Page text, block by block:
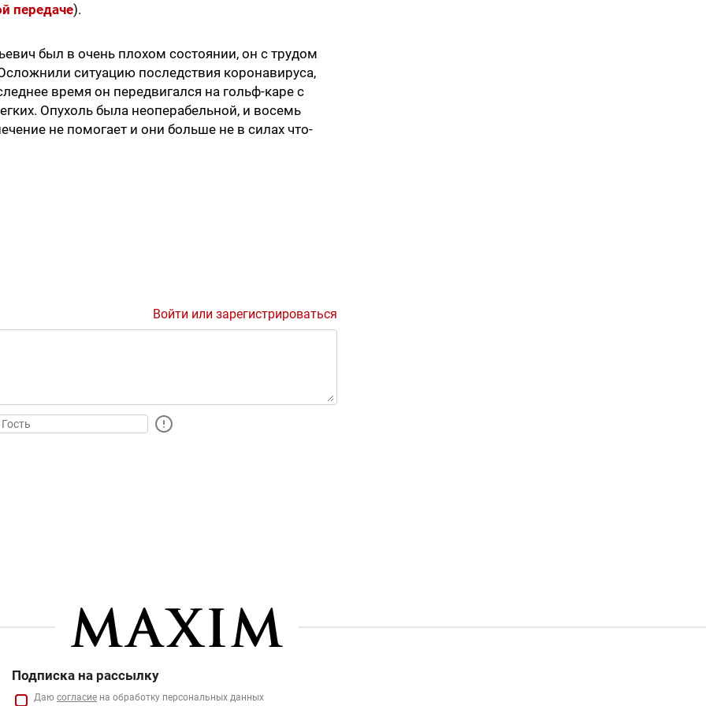
передаче).
был в очень плохом состоянии, он с трудом
ситуацию последствия коронавируса,
время он передвигался на гольф-каре с
Опухоль была неоперабельной, и восемь
не помогает и они больше не в силах что-
Войти или зарегистрироваться
Подписка на рассылку
Даю согласие на обработку персональных данных